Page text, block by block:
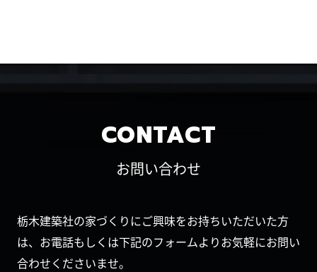
CONTACT
お問い合わせ
栃木建築社の家づくりにご興味をお持ちいただいた方
は、お電話もしくは下記のフォームよりお気軽にお問い
合わせくださいませ。